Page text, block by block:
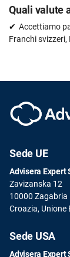
Quali valute
Accettiamo
Franchi svizzeri,
Sede UE
Advisera Expert
Zavizanska 12
10000 Zagabria
Croazia, Unione
Sede USA
Advisera Expert